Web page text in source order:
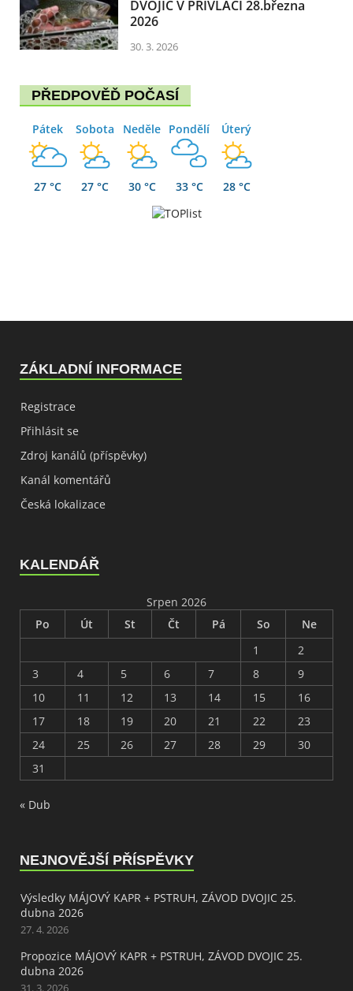
DVOJIC V PŘÍVLAČI 28.března
2026
30. 3. 2026
PŘEDPOVĚĎ POČASÍ
Pátek
27 °C
Sobota
27 °C
Neděle
30 °C
Pondělí
33 °C
Úterý
28 °C
ZÁKLADNÍ INFORMACE
Registrace
Přihlásit se
Zdroj kanálů (příspěvky)
Kanál komentářů
Česká lokalizace
KALENDÁŘ
Srpen 2026
Po
Út St Čt Pá So
Ne
1
2
3
4 5 6 7 8
9
10
11 12 13 14 15
16
17
18 19 20 21 22
23
24
25 26 27 28 29
30
31
« Dub
NEJNOVĚJŠÍ PŘÍSPĚVKY
Výsledky MÁJOVÝ KAPR + PSTRUH, ZÁVOD DVOJIC 25.
dubna 2026
27. 4. 2026
Propozice MÁJOVÝ KAPR + PSTRUH, ZÁVOD DVOJIC 25.
dubna 2026
31. 3. 2026